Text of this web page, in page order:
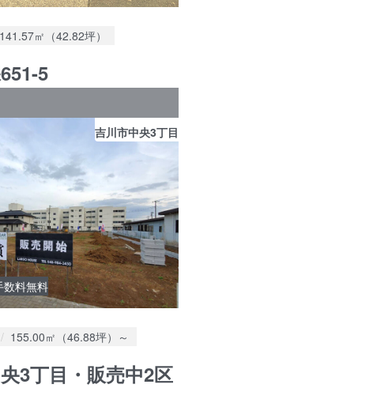
5
土地面積：
141.57㎡（42.82坪）
数料無料
吉川市中央3丁目
3丁目・販売中2区
土地面積：
155.00㎡（46.88坪）～